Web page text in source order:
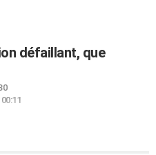
défaillant, que